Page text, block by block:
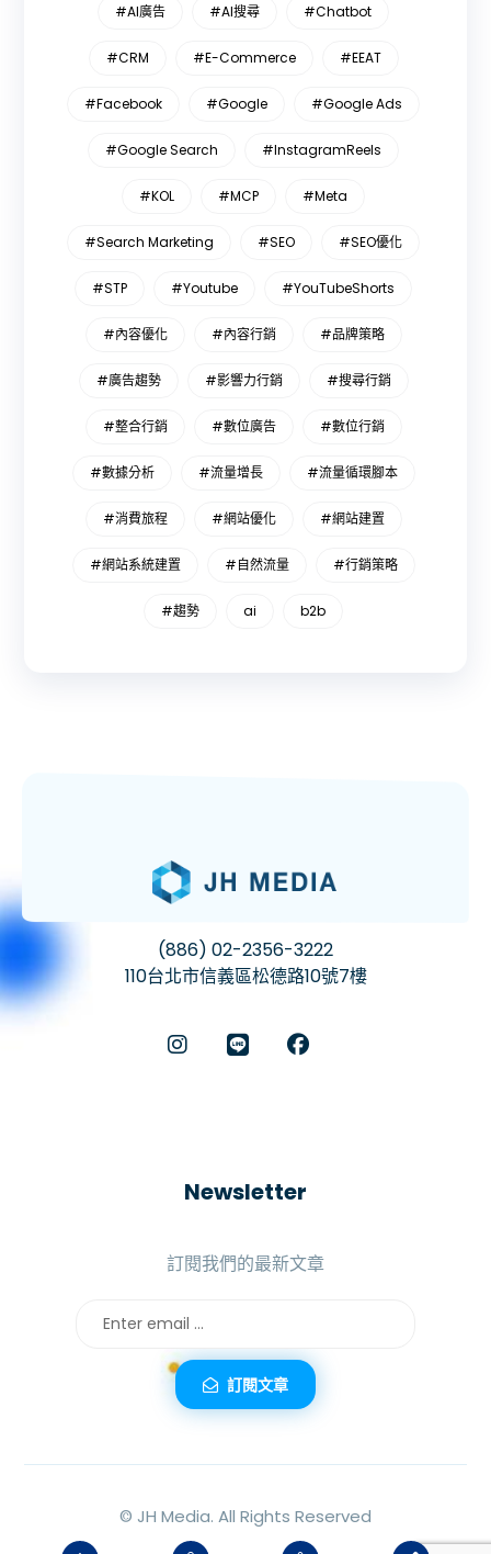
#AI廣告 #AI搜尋 #Chatbot
#CRM #E-Commerce #EEAT
#Facebook #Google #Google Ads
#Google Search #InstagramReels
#KOL #MCP #Meta
#Search Marketing #SEO #SEO優化
#STP #Youtube #YouTubeShorts
#內容優化 #內容行銷 #品牌策略
#廣告趨勢 #影響力行銷 #搜尋行銷
#整合行銷 #數位廣告 #數位行銷
#數據分析 #流量增長 #流量循環腳本
#消費旅程 #網站優化 #網站建置
#網站系統建置 #自然流量 #行銷策略
#趨勢 ai b2b
(886) 02-2356-3222
110台北市信義區松德路10號7樓
Newsletter
訂閱我們的最新文章
訂閱文章
© JH Media. All Rights Reserved